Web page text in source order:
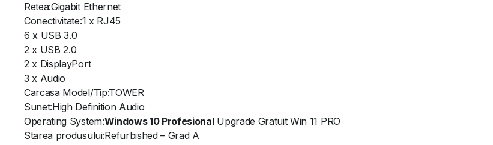
Retea:Gigabit Ethernet
Conectivitate:1 x RJ45
6 x USB 3.0
2 x USB 2.0
2 x DisplayPort
3 x Audio
Carcasa Model/Tip:TOWER
Sunet:High Definition Audio
Operating System:Windows 10 ProfesionalUpgrade Gratuit Win 11 PRO
Starea produsului:Refurbished – Grad A